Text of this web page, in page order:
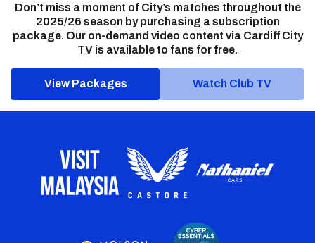
Don’t miss a moment of City’s matches throughout the
2025/26 season by purchasing a subscription
package. Our on-demand video content via Cardiff City
TV is available to fans for free.
View Packages Watch Club TV